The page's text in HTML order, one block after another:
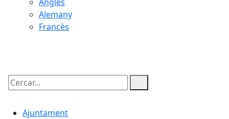
Alemany
Francès
Cercar:
Ajuntament